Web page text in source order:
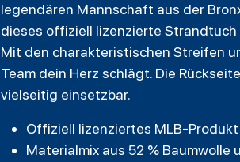
legendären Mannschaft aus der
dieses offiziell lizenzierte
Mit den charakteristischen Streifen
Team dein Herz schlägt. Die
vielseitig einsetzbar.
Offiziell lizenziertes MLB-
Materialmix aus 52 %